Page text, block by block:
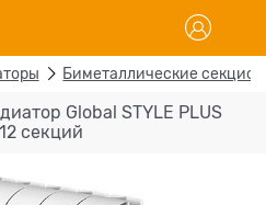
Биметаллические
Global STYLE PLUS
секций